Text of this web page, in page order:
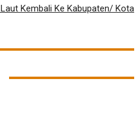
Kembali Ke Kabupaten/ Kota